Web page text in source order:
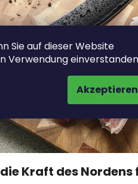
Sie auf dieser Website
Verwendung
Akzeptieren
Kraft des